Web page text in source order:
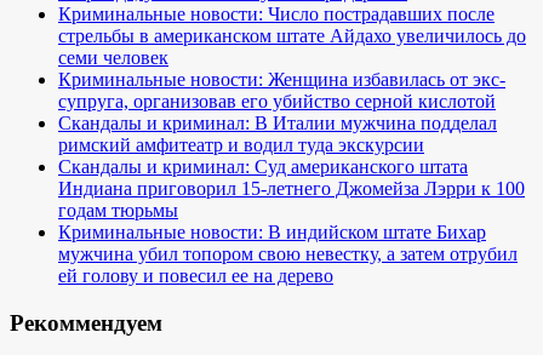
Криминальные новости: Число пострадавших после
стрельбы в американском штате Айдахо увеличилось до
семи человек
Криминальные новости: Женщина избавилась от экс-
супруга, организовав его убийство серной кислотой
Скандалы и криминал: В Италии мужчина подделал
римский амфитеатр и водил туда экскурсии
Скандалы и криминал: Суд американского штата
Индиана приговорил 15-летнего Джомейза Лэрри к 100
годам тюрьмы
Криминальные новости: В индийском штате Бихар
мужчина убил топором свою невестку, а затем отрубил
ей голову и повесил ее на дерево
Рекоммендуем